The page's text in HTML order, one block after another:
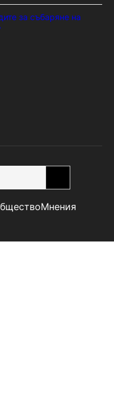
за събаряне на
Мнения